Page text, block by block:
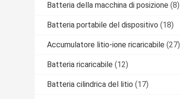
Batteria della macchina di posizione (8)
Batteria portabile del dispositivo (18)
Accumulatore litio-ione ricaricabile (27)
Batteria ricaricabile (12)
Batteria cilindrica del litio (17)